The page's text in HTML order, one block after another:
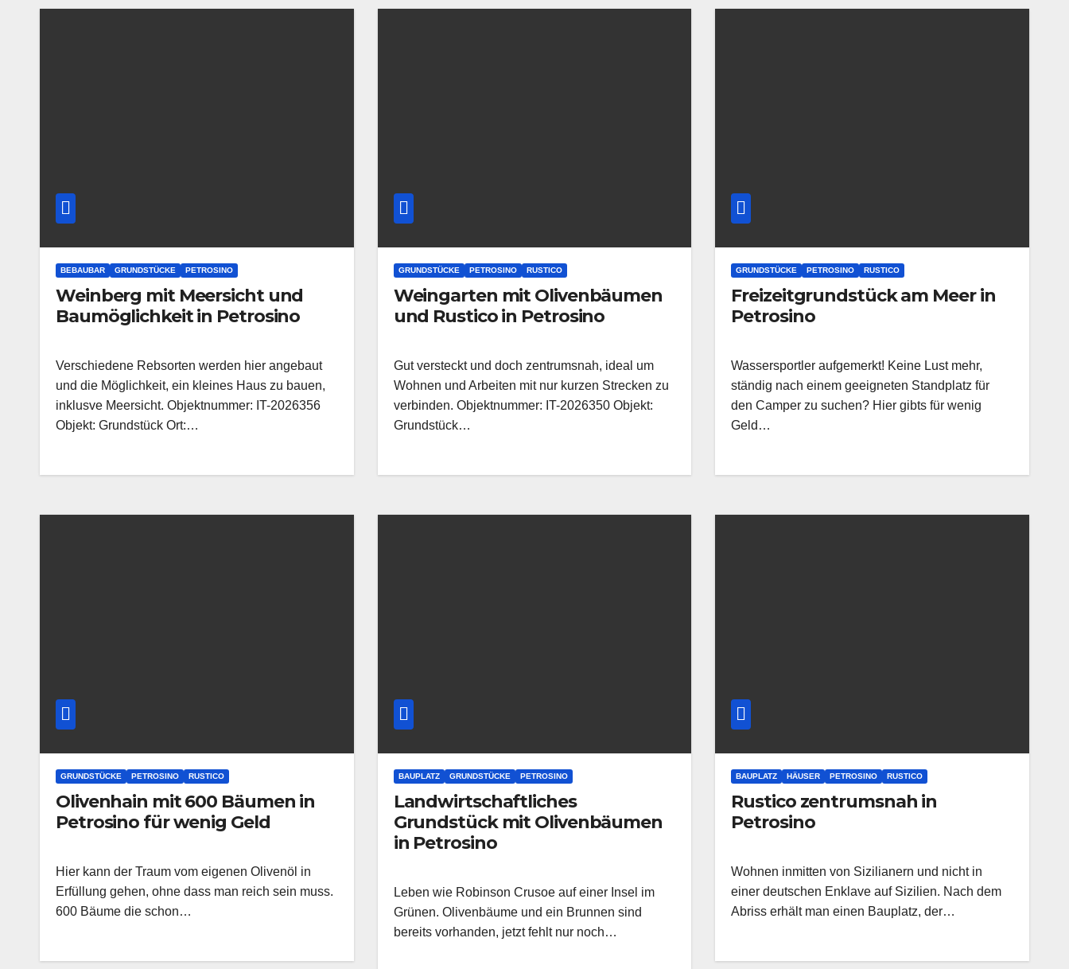
BEBAUBAR GRUNDSTÜCKE PETROSINO
Weinberg mit Meersicht und
Baumöglichkeit in Petrosino
Verschiedene Rebsorten werden hier angebaut
und die Möglichkeit, ein kleines Haus zu bauen,
inklusve Meersicht. Objektnummer: IT-2026356
Objekt: Grundstück Ort:…
GRUNDSTÜCKE PETROSINO RUSTICO
Weingarten mit Olivenbäumen
und Rustico in Petrosino
Gut versteckt und doch zentrumsnah, ideal um
Wohnen und Arbeiten mit nur kurzen Strecken zu
verbinden. Objektnummer: IT-2026350 Objekt:
Grundstück…
GRUNDSTÜCKE PETROSINO RUSTICO
Freizeitgrundstück am Meer in
Petrosino
Wassersportler aufgemerkt! Keine Lust mehr,
ständig nach einem geeigneten Standplatz für
den Camper zu suchen? Hier gibts für wenig
Geld…
GRUNDSTÜCKE PETROSINO RUSTICO
Olivenhain mit 600 Bäumen in
Petrosino für wenig Geld
Hier kann der Traum vom eigenen Olivenöl in
Erfüllung gehen, ohne dass man reich sein muss.
600 Bäume die schon…
BAUPLATZ GRUNDSTÜCKE PETROSINO
Landwirtschaftliches
Grundstück mit Olivenbäumen
in Petrosino
Leben wie Robinson Crusoe auf einer Insel im
Grünen. Olivenbäume und ein Brunnen sind
bereits vorhanden, jetzt fehlt nur noch…
BAUPLATZ HÄUSER PETROSINO RUSTICO
Rustico zentrumsnah in
Petrosino
Wohnen inmitten von Sizilianern und nicht in
einer deutschen Enklave auf Sizilien. Nach dem
Abriss erhält man einen Bauplatz, der…